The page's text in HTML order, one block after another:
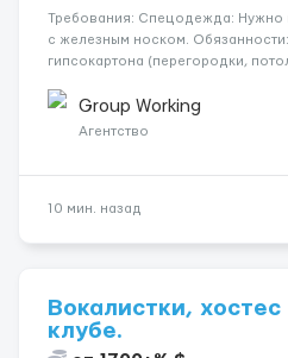
Требования: Спецодежда: Нужно
с железным носком.
гипсокартона (перегородки,
малярных работ (шпатлевка,
Штукатурные работы ...
Group Working
Агентство
10 мин. назад
Вокалистки,
клубе.